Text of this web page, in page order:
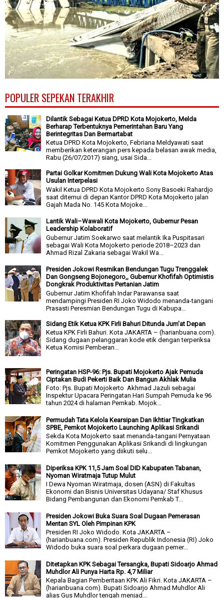
POPULER SEPEKAN TERAKHIR
Dilantik Sebagai Ketua DPRD Kota Mojokerto, Melda
Berharap Terbentuknya Pemerintahan Baru Yang
Berintegritas Dan Bermartabat
Ketua DPRD Kota Mojokerto, Febriana Meldyawati saat
memberikan keterangan pers kepada belasan awak media,
Rabu (26/07/2017) siang, usai Sida...
Partai Golkar Komitmen Dukung Wali Kota Mojokerto Atas
Usulan Interpelasi
Wakil Ketua DPRD Kota Mojokerto Sony Basoeki Rahardjo
saat ditemui di depan Kantor DPRD Kota Mojokerto jalan
Gajah Mada No. 145 Kota Mojoke...
Lantik Wali–Wawali Kota Mojokerto, Gubernur Pesan
Leadership Kolaboratif
Gubernur Jatim Soekarwo saat melantik Ika Puspitasari
sebagai Wali Kota Mojokerto periode 2018–2023 dan
Ahmad Rizal Zakaria sebagai Wakil Wa...
Presiden Jokowi Resmikan Bendungan Tugu Trenggalek
Dan Gongseng Bojonegoro,, Gubernur Khofifah Optimistis
Dongkrak Produktivitas Pertanian Jatim
Gubernur Jatim Khofifah Indar Parawansa saat
mendampingi Presiden RI Joko Widodo menanda-tangani
Prasasti Peresmian Bendungan Tugu di Kabupa...
Sidang Etik Ketua KPK Firli Bahuri Ditunda Jum'at Depan
Ketua KPK Firli Bahuri. Kota JAKARTA – (harianbuana.com).
Sidang dugaan pelanggaran kode etik dengan terperiksa
Ketua Komisi Pemberan...
Peringatan HSP-96: Pjs. Bupati Mojokerto Ajak Pemuda
Ciptakan Budi Pekerti Baik Dan Bangun Akhlak Mulia
Foto: Pjs. Bupati Mojokerto Akhmad Jazuli sebagai
Inspektur Upacara Peringatan Hari Sumpah Pemuda ke 96
tahun 2024 di halaman Pemkab. Mojok...
Permudah Tata Kelola Kearsipan Dan Ikhtiar Tingkatkan
SPBE, Pemkot Mojokerto Launching Aplikasi Srikandi
Sekda Kota Mojokerto saat menanda-tangani Pernyataan
Komitmen Penggunakan Aplikasi Srikandi di lingkungan
Pemkot Mojokerto yang diikuti selu...
Diperiksa KPK 11,5 Jam Soal DID Kabupaten Tabanan,
Nyoman Wiratmaja Tutup Mulut
I Dewa Nyoman Wiratmaja, dosen (ASN) di Fakultas
Ekonomi dan Bisnis Universitas Udayana/ Staf Khusus
Bidang Pembangunan dan Ekonomi Pemkab T...
Presiden Jokowi Buka Suara Soal Dugaan Pemerasan
Mentan SYL Oleh Pimpinan KPK
Presiden RI Joko Widodo. Kota JAKARTA –
(harianbuana.com). Presiden Republik Indonesia (RI) Joko
Widodo buka suara soal perkara dugaan pemer...
Ditetapkan KPK Sebagai Tersangka, Bupati Sidoarjo Ahmad
Muhdlor Ali Punya Harta Rp. 4,7 Miliar
Kepala Bagian Pemberitaan KPK Ali Fikri. Kota JAKARTA –
(harianbuana.com). Bupati Sidoarjo Ahmad Muhdlor Ali
alias Gus Muhdlor tengah menjad...